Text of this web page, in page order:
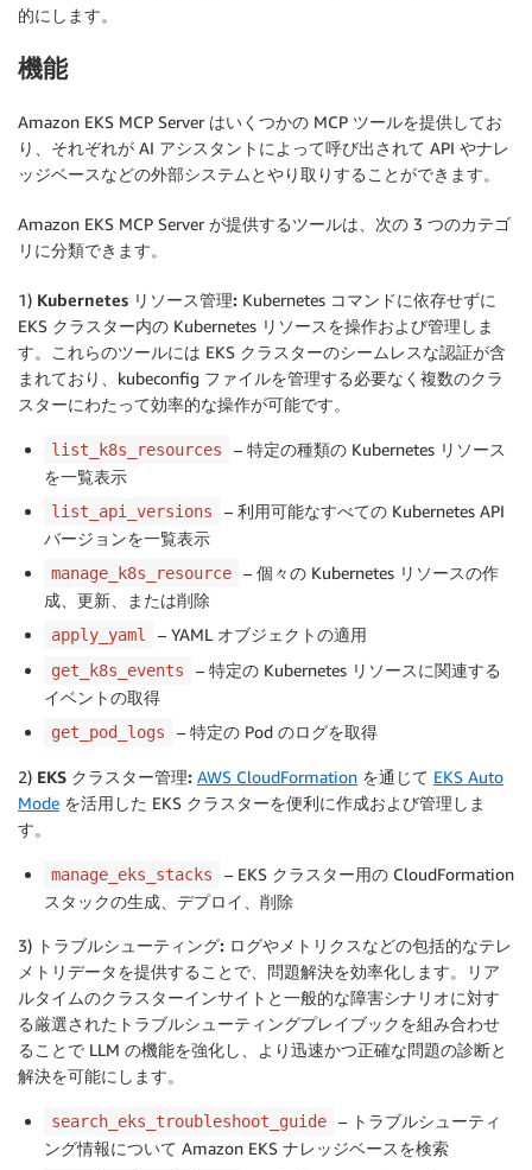
的にします。
機能
Amazon EKS MCP Server はいくつかの MCP ツールを提供してお
り、それぞれが AI アシスタントによって呼び出されて API やナレ
ッジベースなどの外部システムとやり取りすることができます。
Amazon EKS MCP Server が提供するツールは、次の 3 つのカテゴ
リに分類できます。
1) Kubernetes リソース管理: Kubernetes コマンドに依存せずに
EKS クラスター内の Kubernetes リソースを操作および管理しま
す。これらのツールには EKS クラスターのシームレスな認証が含
まれており、kubeconfig ファイルを管理する必要なく複数のクラ
スターにわたって効率的な操作が可能です。
list_k8s_resources
– 特定の種類の Kubernetes リソース
を一覧表示
list_api_versions
– 利用可能なすべての Kubernetes API
バージョンを一覧表示
manage_k8s_resource
– 個々の Kubernetes リソースの作
成、更新、または削除
apply_yaml – YAML オブジェクトの適用
get_k8s_events
– 特定の Kubernetes リソースに関連する
イベントの取得
get_pod_logs – 特定の Pod のログを取得
2) EKS クラスター管理: AWS CloudFormation を通じて EKS Auto
Mode を活用した EKS クラスターを便利に作成および管理しま
す。
manage_eks_stacks
– EKS クラスター用の CloudFormation
スタックの生成、デプロイ、削除
3) トラブルシューティング: ログやメトリクスなどの包括的なテレ
メトリデータを提供することで、問題解決を効率化します。リア
ルタイムのクラスターインサイトと一般的な障害シナリオに対す
る厳選されたトラブルシューティングプレイブックを組み合わせ
ることで LLM の機能を強化し、より迅速かつ正確な問題の診断と
解決を可能にします。
search_eks_troubleshoot_guide
– トラブルシューティ
ング情報について Amazon EKS ナレッジベースを検索